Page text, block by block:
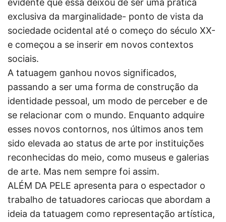
evidente que essa deixou de ser uma prática
exclusiva da marginalidade- ponto de vista da
sociedade ocidental até o começo do século XX-
e começou a se inserir em novos contextos
sociais.
A tatuagem ganhou novos significados,
passando a ser uma forma de construção da
identidade pessoal, um modo de perceber e de
se relacionar com o mundo. Enquanto adquire
esses novos contornos, nos últimos anos tem
sido elevada ao status de arte por instituições
reconhecidas do meio, como museus e galerias
de arte. Mas nem sempre foi assim.
ALÉM DA PELE apresenta para o espectador o
trabalho de tatuadores cariocas que abordam a
ideia da tatuagem como representação artística,